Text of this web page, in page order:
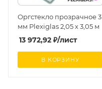
Оргстекло прозрачное 3
мм Plexiglas 2,05 х 3,05 м
13 972,92 ₽/лист
В КОРЗИНУ